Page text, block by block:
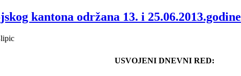
kantona održana 13. i 25.06.2013.godine
USVOJENI DNEVNI RED: